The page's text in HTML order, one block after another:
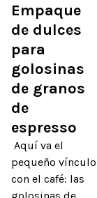
Empaque
de dulces
para
golosinas
de granos
de
espresso
pequeño vínculo
con el café: las
golosinas de